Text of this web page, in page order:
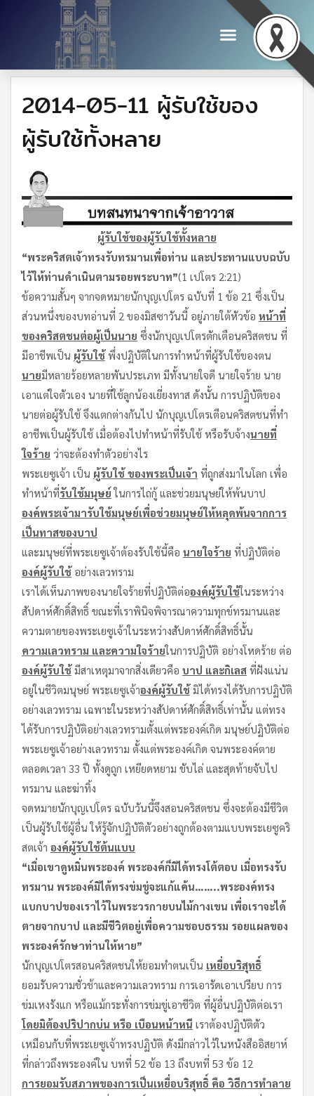
2014-05-11 ผู้รับใช้ของ
ผู้รับใช้ทั้งหลาย
ผู้รับใช้ของผู้รับใช้ทั้งหลาย
“พระคริสตเจ้าทรงรับทรมานเพื่อท่าน และประทานแบบฉบับ
ไว้ให้ท่านดำเนินตามรอยพระบาท”(1 เปโตร 2:21)
ข้อความสั้นๆ จากจดหมายนักบุญเปโตร ฉบับที่ 1 ข้อ 21 ซึ่งเป็น
ส่วนหนึ่งของบทอ่านที่ 2 ของมิสซาวันนี้ อยู่ภายใต้หัวข้อ หน้าที่
ของคริสตชนต่อผู้เป็นนาย ซึ่งนักบุญเปโตรตักเตือนคริสตชน ที่
มีอาชีพเป็น ผู้รับใช้พึ่งปฏิบัติในการทำหน้าที่ผู้รับใช้ของตน
นายมีหลายร้อยหลายพันประเภท มีทั้งนายใจดี นายใจร้าย นาย
เอาแต่ใจตัวเอง นายที่ใช้ลูกน้องเยี่ยงทาส ดังนั้น การปฏิบัติของ
นายต่อผู้รับใช้ จึงแตกต่างกันไป นักบุญเปโตรเตือนคริสตชนที่ทำ
อาชีพเป็นผู้รับใช้ เมื่อต้องไปทำหน้าที่รับใช้ หรือรับจ้างนายที่
ใจร้าย ว่าจะต้องทำตัวอย่างไร
พระเยซูเจ้า เป็น ผู้รับใช้ ของพระเป็นเจ้า ที่ถูกส่งมาในโลก เพื่อ
ทำหน้าที่รับใช้มนุษย์ในการไถ่กู้ และช่วยมนุษย์ให้พ้นบาป
องค์พระเจ้ามารับใช้มนุษย์เพื่อช่วยมนุษย์ให้หลุดพ้นจากการ
เป็นทาสของบาป
และมนุษย์ที่พระเยซูเจ้าต้องรับใช้นี้คือ นายใจร้าย ที่ปฏิบัติต่อ
องค์ผู้รับใช้อย่างเลวทราม
เราได้เห็นภาพของนายใจร้ายที่ปฏิบัติต่อองค์ผู้รับใช้ในระหว่าง
สัปดาห์ศักดิ์สิทธิ์ ขณะที่เราพินิจพิจารณาความทุกข์ทรมานและ
ความตายของพระเยซูเจ้าในระหว่างสัปดาห์ศักดิ์สิทธิ์นั้น
ความเลวทราม และความใจร้ายในการปฏิบัติ อย่างโหดร้าย ต่อ
องค์ผู้รับใช้มีสาเหตุมาจากสิ่งเดียวคือ บาป และกิเลส ที่ฝังแน่น
อยู่ในชีวิตมนุษย์ พระเยซูเจ้าองค์ผู้รับใช้มิได้ทรงได้รับการปฏิบัติ
อย่างเลวทราม เฉพาะในระหว่างสัปดาห์ศักดิ์สิทธิ์เท่านั้น แต่ทรง
ได้รับการปฏิบัติอย่างเลวทรามตั้งแต่พระองค์เกิด มนุษย์ปฏิบัติต่อ
พระเยซูเจ้าอย่างเลวทราม ตั้งแต่พระองค์เกิด จนพระองค์ตาย
ตลอดเวลา 33 ปี ทั้งดูถูก เหยียดหยาม ขับไล่ และสุดท้ายจับไป
ทรมาน และฆ่าทิ้ง
จดหมายนักบุญเปโตร ฉบับวันนี้จึงสอนคริสตชน ซึ่งจะต้องมีชีวิต
เป็นผู้รับใช้ผู้อื่น ให้รู้จักปฏิบัติตัวอย่างถูกต้องตามแบบพระเยซูคริ
สตเจ้า องค์ผู้รับใช้ต้นแบบ
“เมื่อเขาดูหมิ่นพระองค์ พระองค์ก็มิได้ทรงโต้ตอบ เมื่อทรงรับ
ทรมาน พระองค์มิได้ทรงข่มขู่จะแก้แค้น……..พระองค์ทรง
แบกบาปของเราไว้ในพระวรกายบนไม้กางเขน เพื่อเราจะได้
ตายจากบาป และมีชีวิตอยู่เพื่อความชอบธรรม รอยแผลของ
พระองค์รักษาท่านให้หาย”
นักบุญเปโตรสอนคริสตชนให้ยอมทำตนเป็น เหยื่อบริสุทธิ์
ยอมรับความชั่วช้าและความเลวทราม การเอารัดเอาเปรียบ การ
ข่มเหงรังแก หรือแม้กระทั่งการข่มขู่เอาชีวิต ที่ผู้อื่นปฏิบัติต่อเรา
โดยมิต้องปริปากบ่น หรือ เบือนหน้าหนี เราต้องปฏิบัติตัว
เหมือนกับที่พระเยซูเจ้าทรงปฏิบัติ ดังมีกล่าวไว้ในหนังสืออิสยาห์
ที่กล่าวถึงพระองค์ใน บทที่ 52 ข้อ 13 ถึงบทที่ 53 ข้อ 12
การยอมรับสภาพของการเป็นเหยื่อบริสุทธิ์ คือ วิธีการทำลาย